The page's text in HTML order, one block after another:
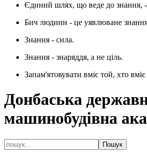
Єдиний шлях, що веде до знання, -
Бич людини - це уявлюване
Знання - сила.
Знання - знаряддя, а не ціль.
Запам'ятовувати вміє той, хто
Донбаська
машинобудівна